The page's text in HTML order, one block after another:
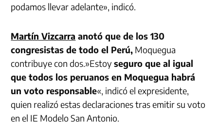
podamos llevar adelante», indicó.
Martín Vizcarra anotó que de los 130
congresistas de todo el Perú, Moquegua
contribuye con dos.»Estoyseguro que al igual
que todos los peruanos en Moquegua habrá
un voto responsable«, indicó el expresidente,
quien realizó estas declaraciones tras emitir su voto
en el IE Modelo San Antonio.